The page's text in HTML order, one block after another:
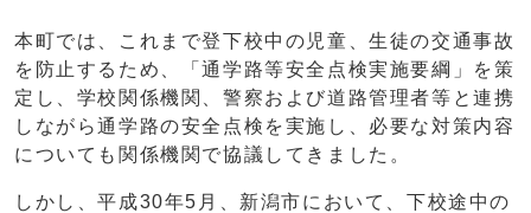
本町では、これまで登下校中の児童、生徒の交通事故
を防止するため、「通学路等安全点検実施要綱」を策
定し、学校関係機関、警察および道路管理者等と連携
しながら通学路の安全点検を実施し、必要な対策内容
についても関係機関で協議してきました。
しかし、平成30年5月、新潟市において、下校途中の